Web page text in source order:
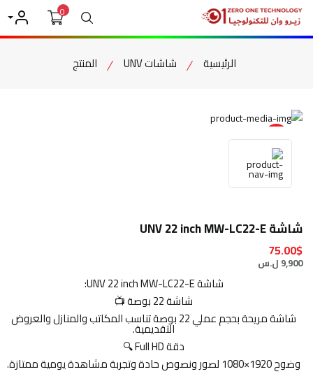
بحث0
حسابي
الرئيسية شاشات UNV المنتج
item view
شاشة UNV 22 inch MW-LC22-E
75.00$
9,900 ل.س
شاشة UNV 22 inch MW-LC22-E:
شاشة 22 بوصة 📺
شاشة مريحة بحجم عملي 22 بوصة تناسب المكاتب والمنازل والعروض
التقديمية.
دقة Full HD 🔍
وضوح 1920×1080 لصور ونصوص حادة وتجربة مشاهدة يومية ممتازة.